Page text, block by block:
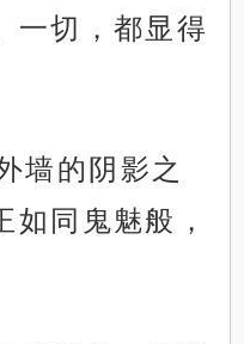
一切，都显得
墙的阴影之
如同鬼魅般，